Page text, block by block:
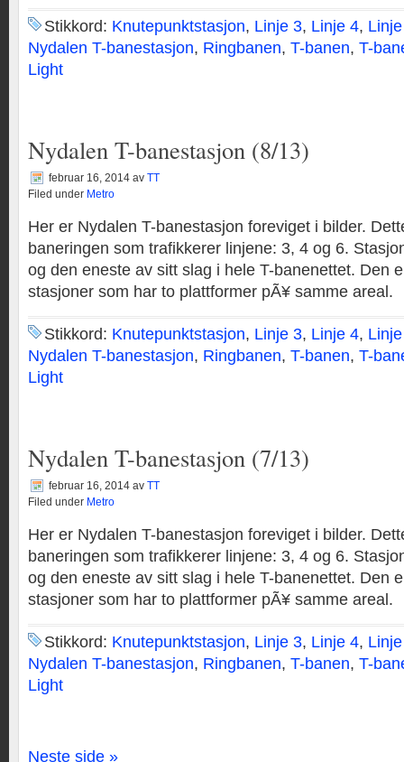
Stikkord: Knutepunktstasjon, Linje 3, Linje 4,
Nydalen T-banestasjon, Ringbanen, T-banen, T-
Light
Nydalen T-banestasjon (8/13)
februar 16, 2014 av TT
Filed under Metro
Her er Nydalen T-banestasjon foreviget i bilder.
baneringen som trafikkerer linjene: 3, 4 og 6.
og den eneste av sitt slag i hele T-banenettet. Den
stasjoner som har to plattformer pÃ¥ samme areal.
Stikkord: Knutepunktstasjon, Linje 3, Linje 4,
Nydalen T-banestasjon, Ringbanen, T-banen, T-
Light
Nydalen T-banestasjon (7/13)
februar 16, 2014 av TT
Filed under Metro
Her er Nydalen T-banestasjon foreviget i bilder.
baneringen som trafikkerer linjene: 3, 4 og 6.
og den eneste av sitt slag i hele T-banenettet. Den
stasjoner som har to plattformer pÃ¥ samme areal.
Stikkord: Knutepunktstasjon, Linje 3, Linje 4,
Nydalen T-banestasjon, Ringbanen, T-banen, T-
Light
Neste side »